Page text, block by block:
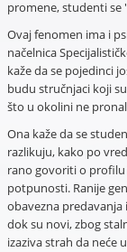
promene, studenti se
Ovaj fenomen ima i
načelnica
kaže da se pojedinci
budu stručnjaci koji
što u okolini ne
Ona kaže da se
razlikuju, kako po
rano govoriti o profilu
potpunosti. Ranije
obavezna predavanja
dok su novi, zbog
izaziva strah da neće